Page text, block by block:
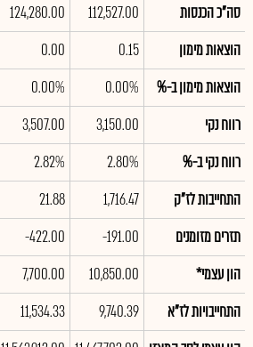
סה"כ הכנסות
112,527.00
124,280.00
הוצאות מימון
0.15
0.00
הוצאות מימון ב-%
0.00%
0.00%
רווח נקי
3,150.00
3,507.00
רווח נקי ב-%
2.80%
2.82%
התחייבות לז"ק
1,716.47
21.88
תזרים מזומנים
-191.00
-422.00
הון עצמי*
10,850.00
7,700.00
התחייבויות לז"א
9,740.39
11,534.33